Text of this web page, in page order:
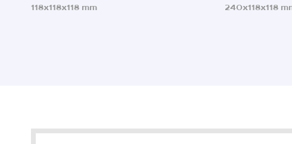
118x118x118 mm
240x118x118